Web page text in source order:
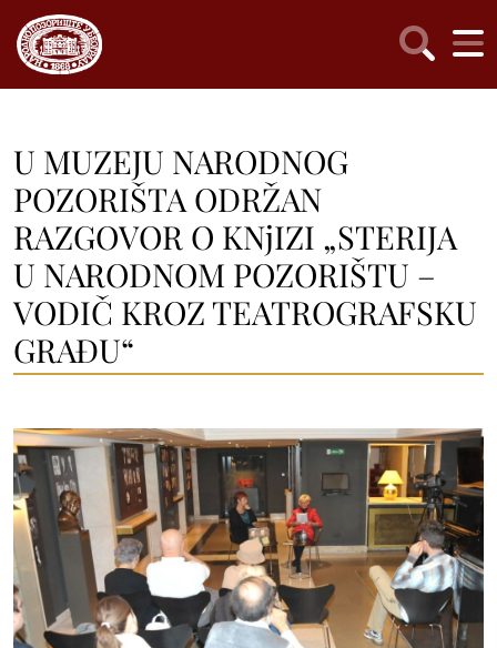
U MUZEJU NARODNOG
POZORIŠTA ODRŽAN
RAZGOVOR O KNjIZI „STERIJA
U NARODNOM POZORIŠTU –
VODIČ KROZ TEATROGRAFSKU
GRAĐU“